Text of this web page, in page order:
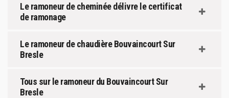
Le ramoneur de cheminée délivre le certificat
de ramonage
Le ramoneur de chaudière Bouvaincourt Sur
Bresle
Tous sur le ramoneur du Bouvaincourt Sur
Bresle